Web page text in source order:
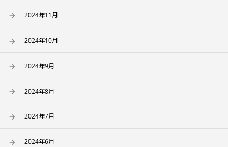
2024年11月
2024年10月
2024年9月
2024年8月
2024年7月
2024年6月